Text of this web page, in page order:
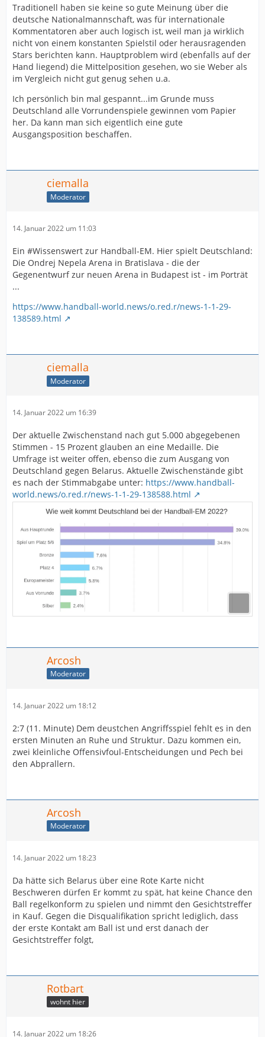
Traditionell haben sie keine so gute Meinung über die
deutsche Nationalmannschaft, was für internationale
Kommentatoren aber auch logisch ist, weil man ja wirklich
nicht von einem konstanten Spielstil oder herausragenden
Stars berichten kann. Hauptproblem wird (ebenfalls auf der
Hand liegend) die Mittelposition gesehen, wo sie Weber als
im Vergleich nicht gut genug sehen u.a.
Ich persönlich bin mal gespannt...im Grunde muss
Deutschland alle Vorrundenspiele gewinnen vom Papier
her. Da kann man sich eigentlich eine gute
Ausgangsposition beschaffen.
ciemalla
Moderator
14. Januar 2022 um 11:03
Ein #Wissenswert zur Handball-EM. Hier spielt Deutschland:
Die Ondrej Nepela Arena in Bratislava - die der
Gegenentwurf zur neuen Arena in Budapest ist - im Porträt
...
https://www.handball-world.news/o.red.r/news-1-1-29-
138589.html
ciemalla
Moderator
14. Januar 2022 um 16:39
Der aktuelle Zwischenstand nach gut 5.000 abgegebenen
Stimmen - 15 Prozent glauben an eine Medaille. Die
Umfrage ist weiter offen, ebenso die zum Ausgang von
Deutschland gegen Belarus. Aktuelle Zwischenstände gibt
es nach der Stimmabgabe unter: https://www.handball-
world.news/o.red.r/news-1-1-29-138588.html
Arcosh
Moderator
14. Januar 2022 um 18:12
2:7 (11. Minute) Dem deustchen Angriffsspiel fehlt es in den
ersten Minuten an Ruhe und Struktur. Dazu kommen ein,
zwei kleinliche Offensivfoul-Entscheidungen und Pech bei
den Abprallern.
Arcosh
Moderator
14. Januar 2022 um 18:23
Da hätte sich Belarus über eine Rote Karte nicht
Beschweren dürfen Er kommt zu spät, hat keine Chance den
Ball regelkonform zu spielen und nimmt den Gesichtstreffer
in Kauf. Gegen die Disqualifikation spricht lediglich, dass
der erste Kontakt am Ball ist und erst danach der
Gesichtstreffer folgt,
Rotbart
wohnt hier
14. Januar 2022 um 18:26